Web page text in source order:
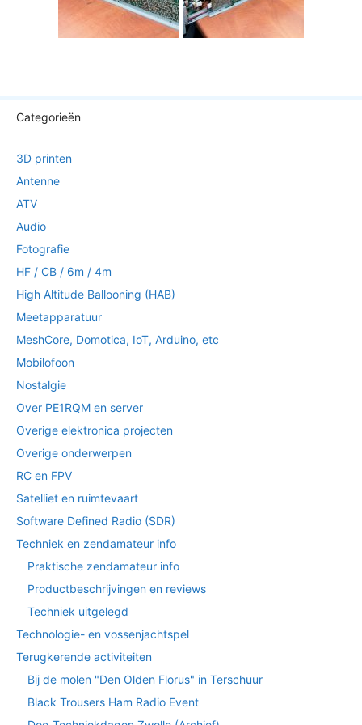
Categorieën
3D printen
Antenne
ATV
Audio
Fotografie
HF / CB / 6m / 4m
High Altitude Ballooning (HAB)
Meetapparatuur
MeshCore, Domotica, IoT, Arduino, etc
Mobilofoon
Nostalgie
Over PE1RQM en server
Overige elektronica projecten
Overige onderwerpen
RC en FPV
Satelliet en ruimtevaart
Software Defined Radio (SDR)
Techniek en zendamateur info
Praktische zendamateur info
Productbeschrijvingen en reviews
Techniek uitgelegd
Technologie- en vossenjachtspel
Terugkerende activiteiten
Bij de molen "Den Olden Florus" in Terschuur
Black Trousers Ham Radio Event